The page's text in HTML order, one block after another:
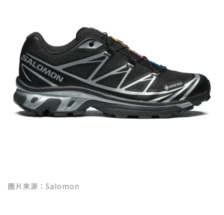
圖片來源：Salomon